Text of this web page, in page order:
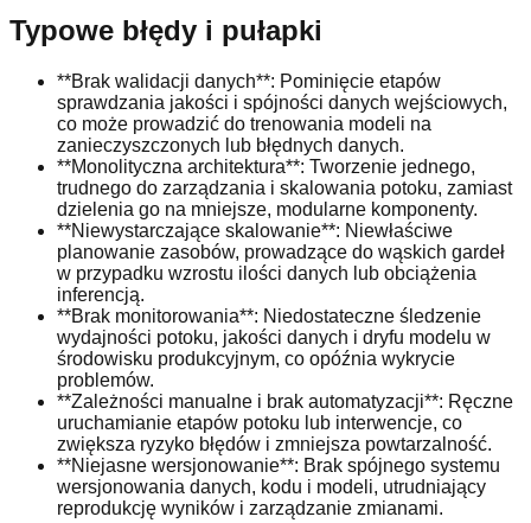
Typowe błędy i pułapki
**Brak walidacji danych**: Pominięcie etapów
sprawdzania jakości i spójności danych wejściowych,
co może prowadzić do trenowania modeli na
zanieczyszczonych lub błędnych danych.
**Monolityczna architektura**: Tworzenie jednego,
trudnego do zarządzania i skalowania potoku, zamiast
dzielenia go na mniejsze, modularne komponenty.
**Niewystarczające skalowanie**: Niewłaściwe
planowanie zasobów, prowadzące do wąskich gardeł
w przypadku wzrostu ilości danych lub obciążenia
inferencją.
**Brak monitorowania**: Niedostateczne śledzenie
wydajności potoku, jakości danych i dryfu modelu w
środowisku produkcyjnym, co opóźnia wykrycie
problemów.
**Zależności manualne i brak automatyzacji**: Ręczne
uruchamianie etapów potoku lub interwencje, co
zwiększa ryzyko błędów i zmniejsza powtarzalność.
**Niejasne wersjonowanie**: Brak spójnego systemu
wersjonowania danych, kodu i modeli, utrudniający
reprodukcję wyników i zarządzanie zmianami.